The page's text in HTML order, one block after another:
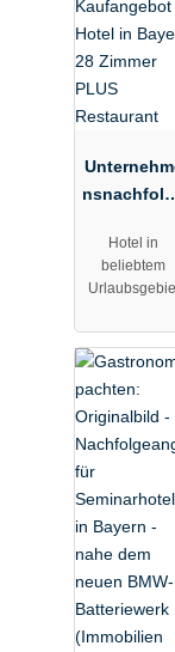
t Hotel in
Bayern 28
PLUS
Hotel in
beliebtem